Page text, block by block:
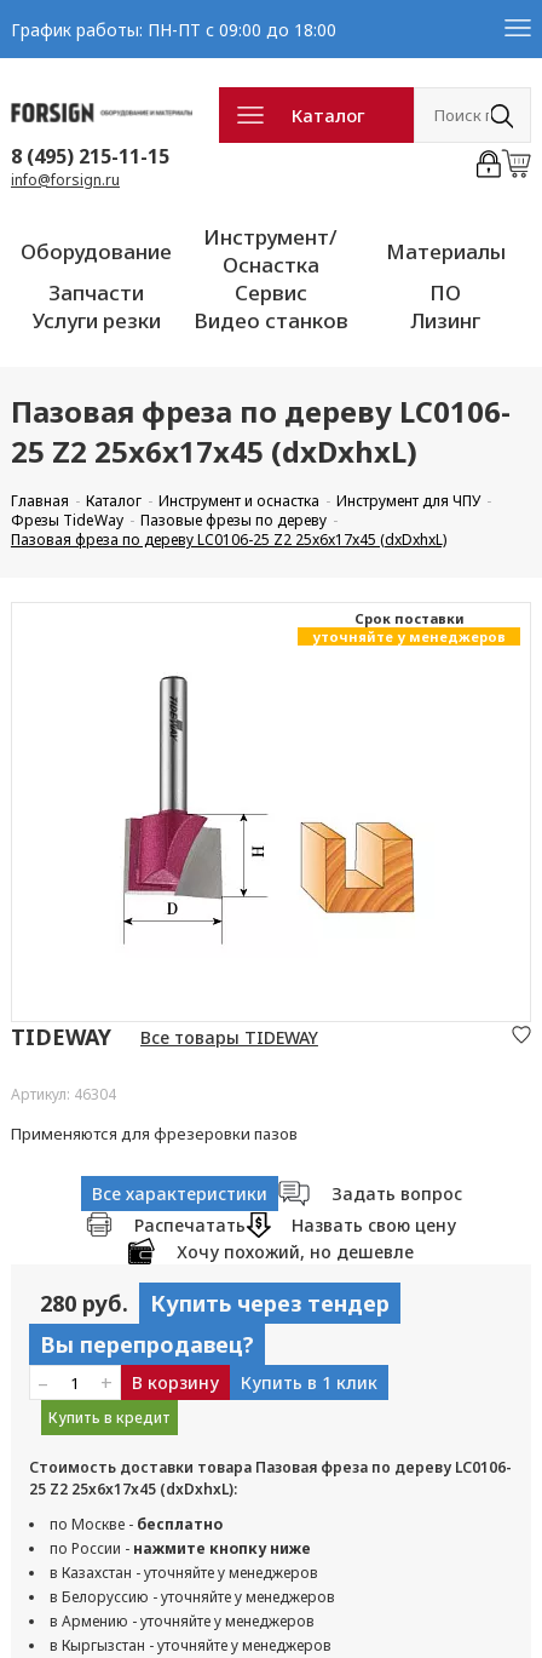
График работы: ПН-ПТ с 09:00 до 18:00
Каталог
8 (495) 215-11-15
info@forsign.ru
Оборудование
Инструмент/
Оснастка
Материалы
Запчасти
Сервис
ПО
Услуги резки
Видео станков Лизинг
Пазовая фреза по дереву LC0106-
25 Z2 25x6x17x45 (dxDxhxL)
Главная Каталог Инструмент и оснастка
Инструмент для ЧПУ
Фрезы TideWay
Пазовые фрезы по дереву
Пазовая фреза по дереву LC0106-25 Z2 25x6x17x45 (dxDxhxL)
Cрок поставки
уточняйте у менеджеров
TIDEWAY Все товары TIDEWAY
Артикул: 46304
Применяются для фрезеровки пазов
Все характеристики
Задать вопрос
Распечатать
Назвать свою цену
Хочу похожий, но дешевле
280 руб.
Купить через тендер
Вы перепродавец?
– + В корзину Купить в 1 клик
Купить в кредит
Стоимость доставки товара Пазовая фреза по дереву LC0106-
25 Z2 25x6x17x45 (dxDxhxL):
по Москве - бесплатно
по России - нажмите кнопку ниже
в Казахстан - уточняйте у менеджеров
в Белоруссию - уточняйте у менеджеров
в Армению - уточняйте у менеджеров
в Кыргызстан - уточняйте у менеджеров